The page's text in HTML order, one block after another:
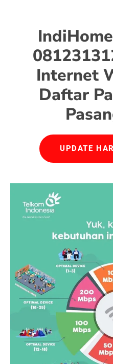
Internet
Daftar
UPDATE